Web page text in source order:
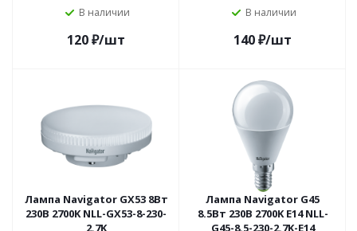
В наличии
120₽/шт
В наличии
140₽/шт
Лампа Navigator GX53 8Вт
230В 2700K NLL-GX53-8-230-
2.7K
Лампа Navigator G45
8.5Вт 230В 2700K E14 NLL-
G45-8.5-230-2.7K-E14